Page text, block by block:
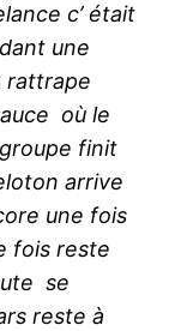
c’ était
une
rattrape
où le
finit
arrive
une fois
fois reste
se
reste à